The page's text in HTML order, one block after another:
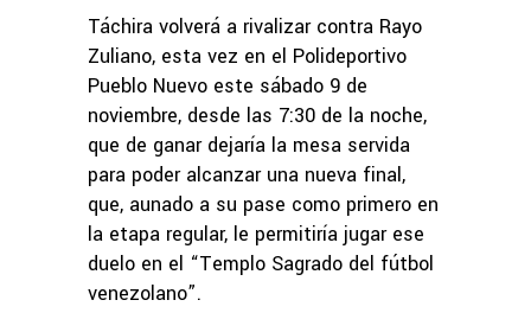
Táchira volverá a rivalizar contra Rayo
Zuliano, esta vez en el Polideportivo
Pueblo Nuevo este sábado 9 de
noviembre, desde las 7:30 de la noche,
que de ganar dejaría la mesa servida
para poder alcanzar una nueva final,
que, aunado a su pase como primero en
la etapa regular, le permitiría jugar ese
duelo en el “Templo Sagrado del fútbol
venezolano”.